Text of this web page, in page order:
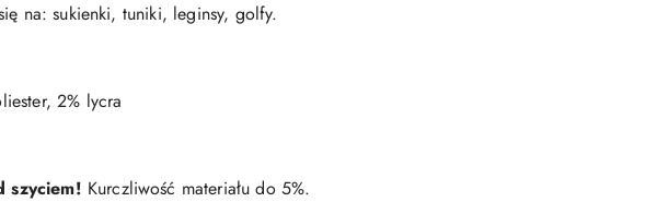
na: sukienki, tuniki, leginsy, golfy.
2% lycra
szyciem! Kurczliwość materiału do 5%.